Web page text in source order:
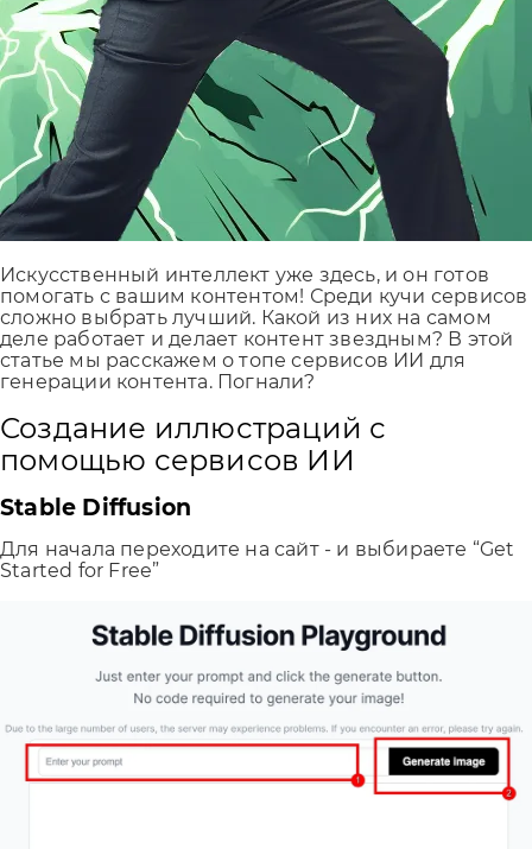
Искусственный интеллект уже здесь, и он готов
помогать с вашим контентом! Среди кучи сервисов
сложно выбрать лучший. Какой из них на самом
деле работает и делает контент звездным? В этой
статье мы расскажем о топе сервисов ИИ для
генерации контента. Погнали?
Создание иллюстраций с
помощью сервисов ИИ
Stable Diffusion
Для начала переходите на сайт - и выбираете “Get
Started for Free”